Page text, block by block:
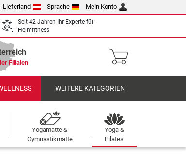
Lieferland Sprache Mein Konto
Seit 42 Jahren Ihr Experte für
Heimfitness
Filialen
WEITERE KATEGORIEN
Yogamatte &
Gymnastikmatte
Yoga &
Pilates